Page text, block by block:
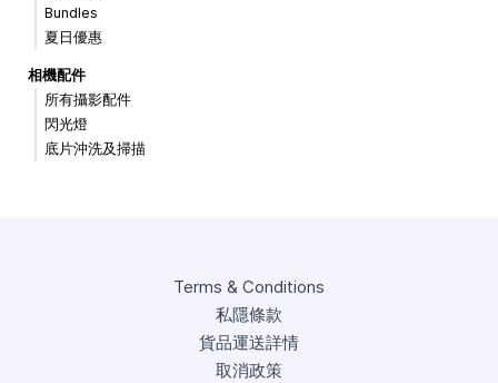
Bundles
夏日優惠
相機配件
所有攝影配件
閃光燈
底片沖洗及掃描
Terms & Conditions
私隱條款
貨品運送詳情
取消政策